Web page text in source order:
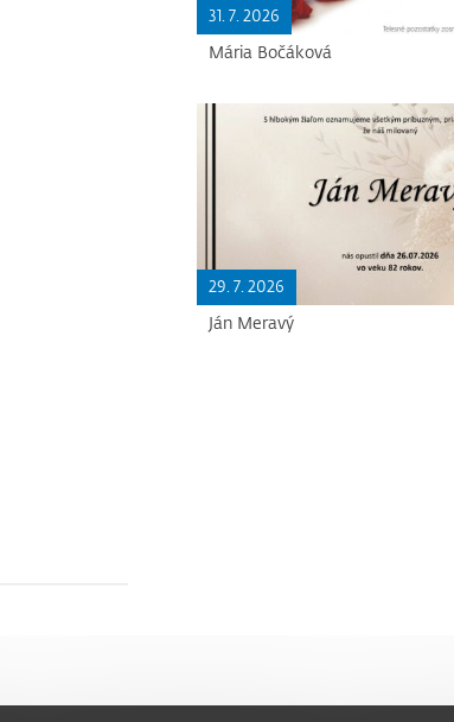
31. 7. 2026
Mária Bočáková
29. 7. 2026
Ján Meravý